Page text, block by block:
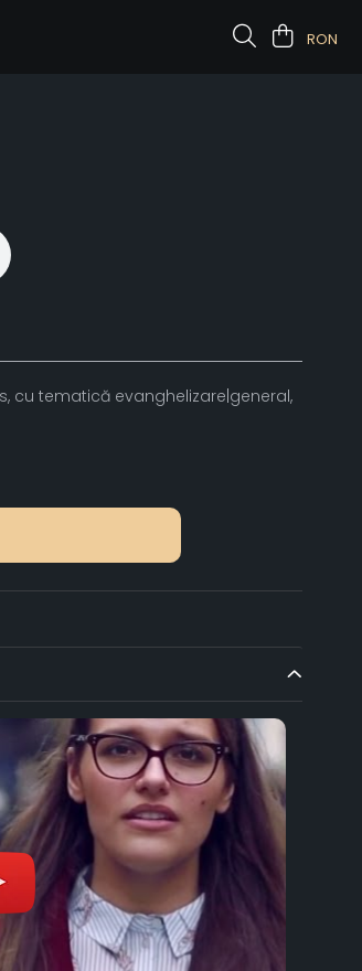
RON
cu tematică evanghelizare|general,